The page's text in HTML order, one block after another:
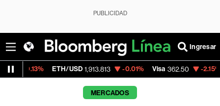
PUBLICIDAD
Ingresar
ETH/USD 1,913.813 -0.01% Visa 362.50 -2.15%
MERCADOS